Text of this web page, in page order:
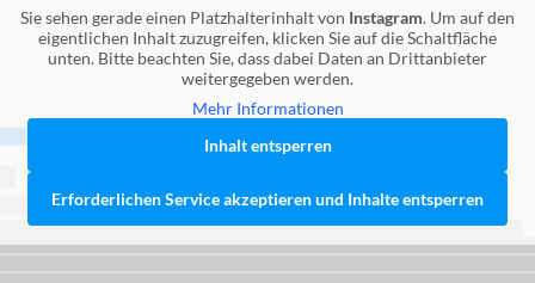
Sie sehen gerade einen Platzhalterinhalt von Instagram. Um auf den
eigentlichen Inhalt zuzugreifen, klicken Sie auf die Schaltfläche
unten. Bitte beachten Sie, dass dabei Daten an Drittanbieter
weitergegeben werden.
Mehr Informationen
Inhalt entsperren
Erforderlichen Service akzeptieren und Inhalte entsperren